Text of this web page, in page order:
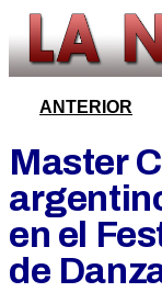
ANTERIOR
Master
en el
de